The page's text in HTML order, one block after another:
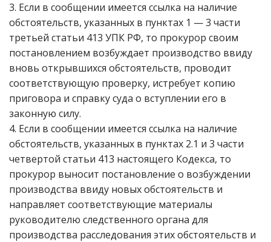
3. Если в сообщении имеется ссылка на наличие
обстоятельств, указанных в пунктах 1 — 3 части
третьей статьи 413 УПК РФ, то прокурор своим
постановлением возбуждает производство ввиду
вновь открывшихся обстоятельств, проводит
соответствующую проверку, истребует копию
приговора и справку суда о вступлении его в
законную силу.
4. Если в сообщении имеется ссылка на наличие
обстоятельств, указанных в пунктах 2.1 и 3 части
четвертой статьи 413 настоящего Кодекса, то
прокурор выносит постановление о возбуждении
производства ввиду новых обстоятельств и
направляет соответствующие материалы
руководителю следственного органа для
производства расследования этих обстоятельств и